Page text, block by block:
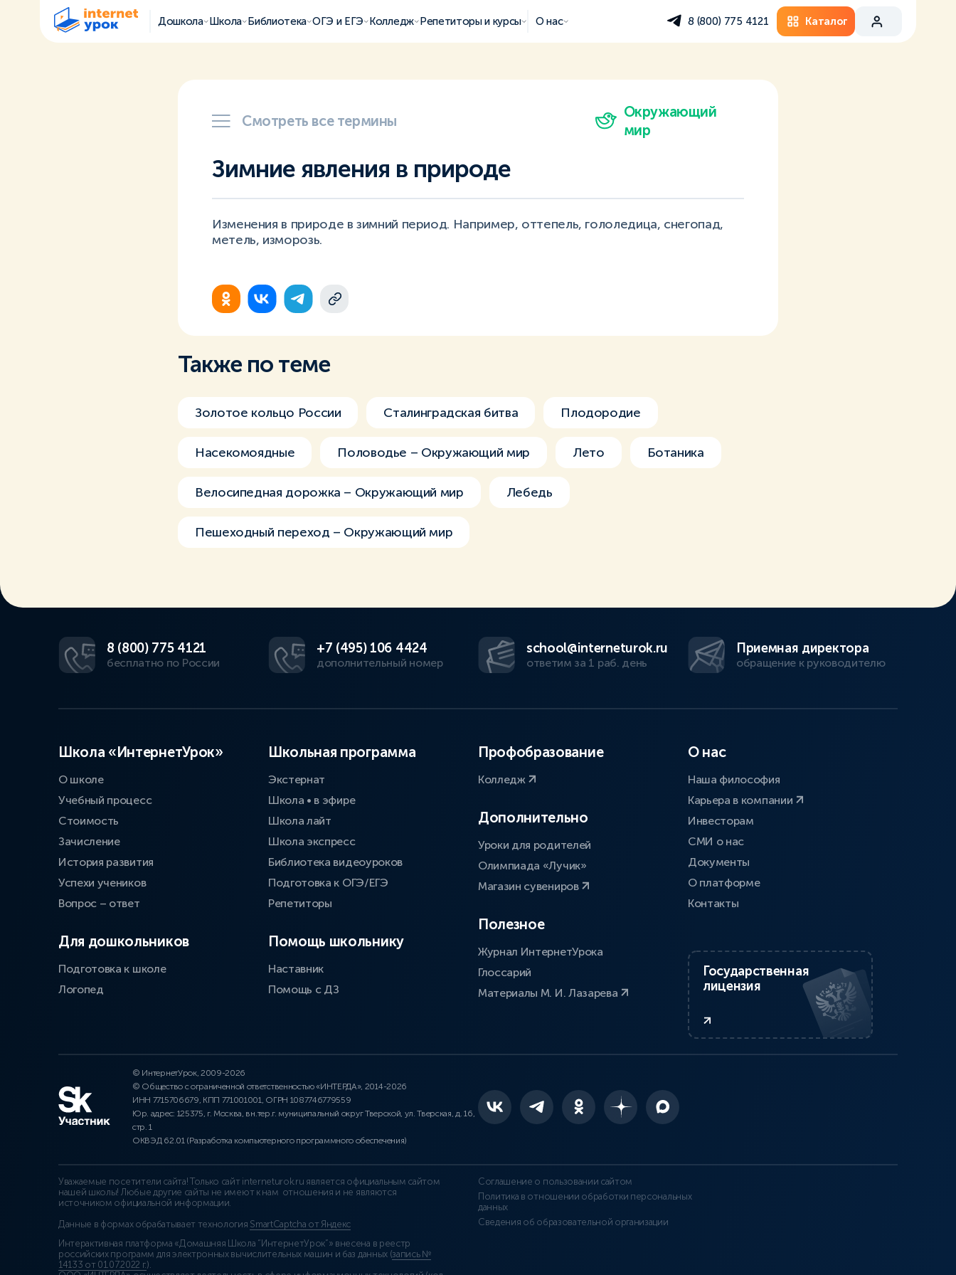
Дошкола Школа Библиотека ОГЭ и ЕГЭ Колледж Репетиторы и курсы О нас 8 (800) 775 4121 Каталог
Смотреть все термины
Окружающий
мир
Зимние явления в природе
Изменения в природе в зимний период. Например, оттепель, гололедица, снегопад,
метель, изморозь.
Также по теме
Золотое кольцо России Сталинградская битва Плодородие
Насекомоядные Половодье – Окружающий мир Лето Ботаника
Велосипедная дорожка – Окружающий мир Лебедь
Пешеходный переход – Окружающий мир
8 (800) 775 4121
бесплатно по России
+7 (495) 106 4424
дополнительный номер
school@interneturok.ru
ответим за 1 раб. день
Приемная директора
обращение к руководителю
Школа «ИнтернетУрок»
О школе
Учебный процесс
Стоимость
Зачисление
История развития
Успехи учеников
Вопрос – ответ
Для дошкольников
Подготовка к школе
Логопед
Школьная программа
Экстернат
Школа • в эфире
Школа лайт
Школа экспресс
Библиотека видеоуроков
Подготовка к ОГЭ/ЕГЭ
Репетиторы
Помощь школьнику
Наставник
Помощь с ДЗ
Профобразование
Колледж
Дополнительно
Уроки для родителей
Олимпиада «Лучик»
Магазин сувениров
Полезное
Журнал ИнтернетУрока
Глоссарий
Материалы М. И. Лазарева
О нас
Наша философия
Карьера в компании
Инвесторам
СМИ о нас
Документы
О платформе
Контакты
Государственная
лицензия
© ИнтернетУрок, 2009-2026
© Общество с ограниченной ответственностью «ИНТЕРДА», 2014-2026
ИНН 7715706679, КПП 771001001, ОГРН 1087746779559
Юр. адрес: 125375, г. Москва, вн.тер.г. муниципальный округ Тверской, ул. Тверская, д. 16,
стр. 1
ОКВЭД 62.01 (Разработка компьютерного программного обеспечения)
Уважаемые посетители сайта! Только сайт interneturok.ru является официальным сайтом
нашей школы! Любые другие сайты не имеют к нам отношения и не являются
источником официальной информации.
Данные в формах обрабатывает технология SmartCaptcha от Яндекс
Интерактивная платформа «Домашняя Школа “ИнтернетУрок”» внесена в реестр
российских программ для электронных вычислительных машин и баз данных (запись №
14133 от 01.07.2022 г.).
Соглашение о пользовании сайтом
Политика в отношении обработки персональных
данных
Сведения об образовательной организации